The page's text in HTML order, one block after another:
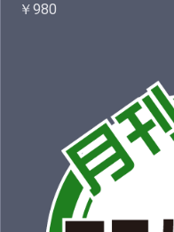
￥980